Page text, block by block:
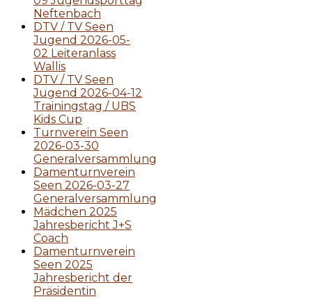
Neftenbach
DTV / TV Seen
Jugend 2026-05-
02 Leiteranlass
Wallis
DTV / TV Seen
Jugend 2026-04-12
Trainingstag / UBS
Kids Cup
Turnverein Seen
2026-03-30
Generalversammlung
Damenturnverein
Seen 2026-03-27
Generalversammlung
Mädchen 2025
Jahresbericht J+S
Coach
Damenturnverein
Seen 2025
Jahresbericht der
Präsidentin